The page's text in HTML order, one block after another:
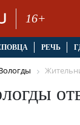
16+
РЕЧЬ